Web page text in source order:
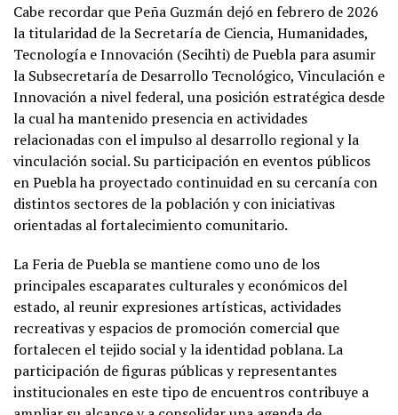
Cabe recordar que Peña Guzmán dejó en febrero de 2026
la titularidad de la Secretaría de Ciencia, Humanidades,
Tecnología e Innovación (Secihti) de Puebla para asumir
la Subsecretaría de Desarrollo Tecnológico, Vinculación e
Innovación a nivel federal, una posición estratégica desde
la cual ha mantenido presencia en actividades
relacionadas con el impulso al desarrollo regional y la
vinculación social. Su participación en eventos públicos
en Puebla ha proyectado continuidad en su cercanía con
distintos sectores de la población y con iniciativas
orientadas al fortalecimiento comunitario.
La Feria de Puebla se mantiene como uno de los
principales escaparates culturales y económicos del
estado, al reunir expresiones artísticas, actividades
recreativas y espacios de promoción comercial que
fortalecen el tejido social y la identidad poblana. La
participación de figuras públicas y representantes
institucionales en este tipo de encuentros contribuye a